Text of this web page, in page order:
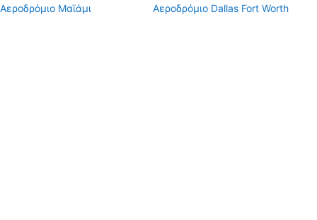
Αεροδρόμιο Μαϊάμι
Αεροδρόμιο Dallas Fort Worth